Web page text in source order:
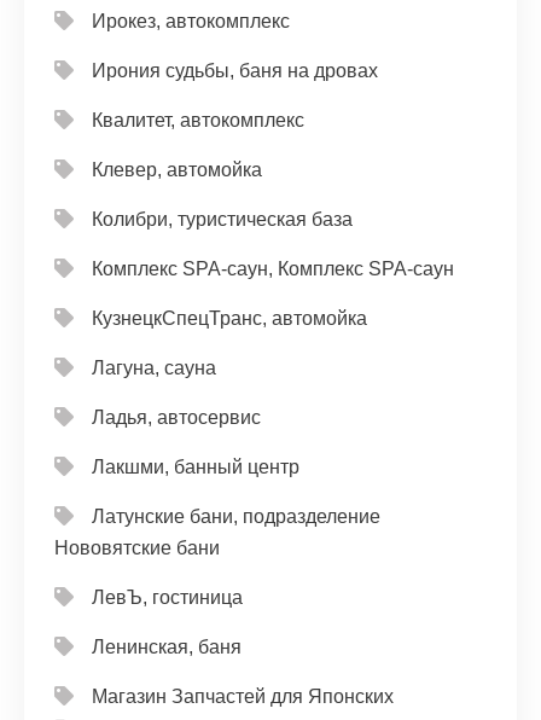
Ирокез, автокомплекс
Ирония судьбы, баня на дровах
Квалитет, автокомплекс
Клевер, автомойка
Колибри, туристическая база
Комплекс SPA-саун, Комплекс SPA-саун
КузнецкСпецТранс, автомойка
Лагуна, сауна
Ладья, автосервис
Лакшми, банный центр
Латунские бани, подразделение
Нововятские бани
ЛевЪ, гостиница
Ленинская, баня
Магазин Запчастей для Японских